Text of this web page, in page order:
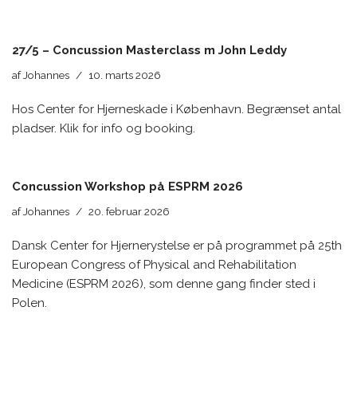
27/5 – Concussion Masterclass m John Leddy
af Johannes 10. marts 2026
Hos Center for Hjerneskade i København. Begrænset antal
pladser. Klik for info og booking.
Concussion Workshop på ESPRM 2026
af Johannes 20. februar 2026
Dansk Center for Hjernerystelse er på programmet på 25th
European Congress of Physical and Rehabilitation
Medicine (ESPRM 2026), som denne gang finder sted i
Polen.